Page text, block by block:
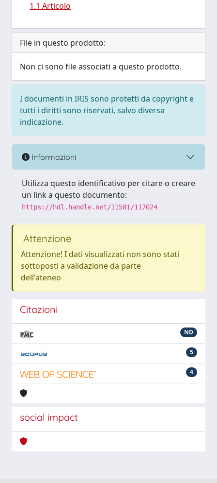
1.1 Articolo
File in questo prodotto:
Non ci sono file associati a questo prodotto.
I documenti in IRIS sono protetti da copyright e
tutti i diritti sono riservati, salvo diversa
indicazione.
Informazioni
Utilizza questo identificativo per citare o creare
un link a questo documento:
https://hdl.handle.net/11581/117024
Attenzione
Attenzione! I dati visualizzati non sono stati
sottoposti a validazione da parte
dell'ateneo
Citazioni
ND
5
4
social impact